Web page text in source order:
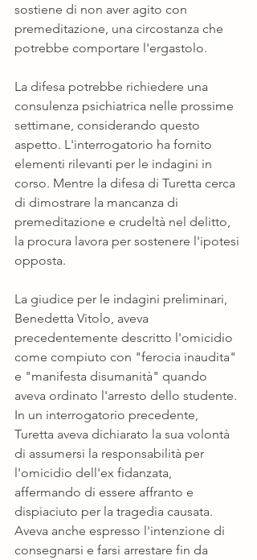
sostiene di non aver agito con
premeditazione, una circostanza che
potrebbe comportare l'ergastolo.
La difesa potrebbe richiedere una
consulenza psichiatrica nelle prossime
settimane, considerando questo
aspetto. L'interrogatorio ha fornito
elementi rilevanti per le indagini in
corso. Mentre la difesa di Turetta cerca
di dimostrare la mancanza di
premeditazione e crudeltà nel delitto,
la procura lavora per sostenere l'ipotesi
opposta.
La giudice per le indagini preliminari,
Benedetta Vitolo, aveva
precedentemente descritto l'omicidio
come compiuto con "ferocia inaudita"
e "manifesta disumanità" quando
aveva ordinato l'arresto dello studente.
In un interrogatorio precedente,
Turetta aveva dichiarato la sua volontà
di assumersi la responsabilità per
l'omicidio dell'ex fidanzata,
affermando di essere affranto e
dispiaciuto per la tragedia causata.
Aveva anche espresso l'intenzione di
consegnarsi e farsi arrestare fin da